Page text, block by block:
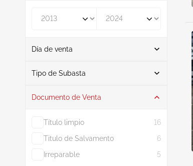
Día de venta
De
Tipo de Subasta
Subasta 60
Documento de Venta
Título limpio
16
Titulo de Salvamento
6
Irreparable
5